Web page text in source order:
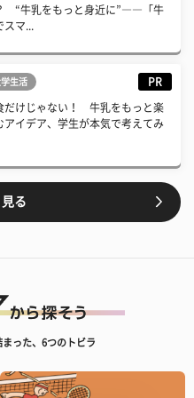
“牛乳をもっと身近に”――「牛
スマ...
生活 PR
だけじゃない！ 牛乳をもっと楽
アイデア、学生が本気で考えてみ
る
った、6つのトビラ